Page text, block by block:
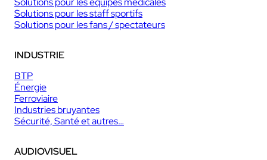
Solutions pour les staff sportifs
Solutions pour les fans / spectateurs
INDUSTRIE
BTP
Énergie
Ferroviaire
Industries bruyantes
Sécurité, Santé et autres…
AUDIOVISUEL